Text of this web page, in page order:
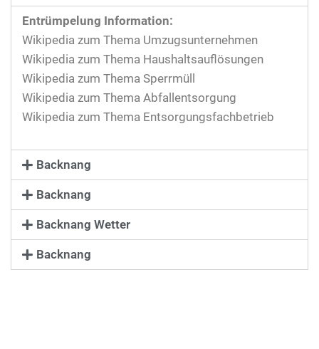
Entrümpelung Information:
Wikipedia zum Thema Umzugsunternehmen
Wikipedia zum Thema Haushaltsauflösungen
Wikipedia zum Thema Sperrmüll
Wikipedia zum Thema Abfallentsorgung
Wikipedia zum Thema Entsorgungsfachbetrieb
Backnang
Backnang
Backnang Wetter
Backnang